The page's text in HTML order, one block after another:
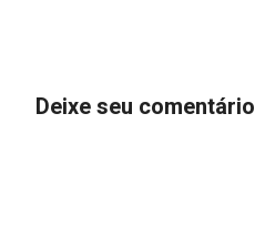
Deixe seu comentário